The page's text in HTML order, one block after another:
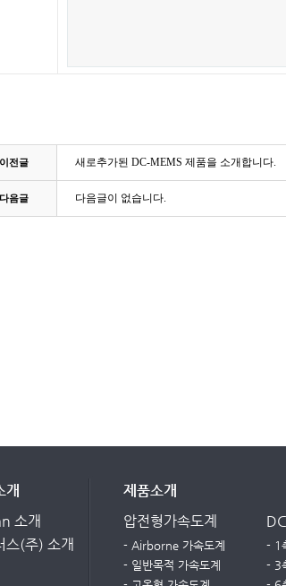
이전글 새로추가된 DC-MEMS 제품을 소개합니다.
다음글 다음글이 없습니다.
개
소개
스(주) 소개
제품소개
압전형가속도계
- Airborne 가속도계
- 일반목적 가속도계
- 1
- 3